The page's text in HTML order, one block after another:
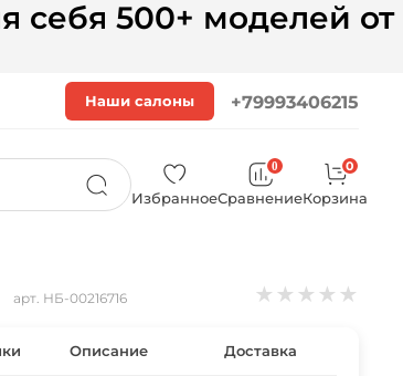
себя 500+ моделей от
Наши салоны +79993406215
Избранное
0
Сравнение
0
Корзина
арт. НБ-00216716 ★ ★ ★ ★ ★
Описание Доставка